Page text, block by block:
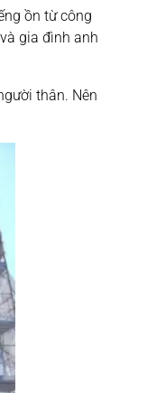
ồn từ công
gia đình anh
thân. Nên